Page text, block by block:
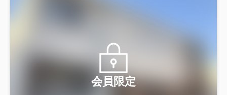
会員限定